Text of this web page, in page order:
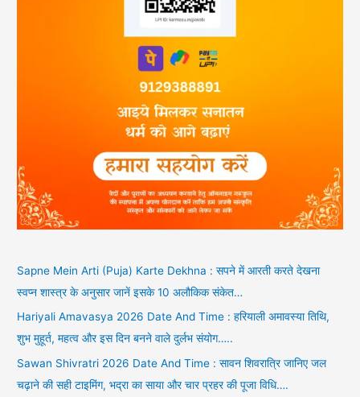
Sapne Mein Arti (Puja) Karte Dekhna : सपने में आरती करते देखना
स्वप्न शास्त्र के अनुसार जानें इसके 10 अलौकिक संकेत…
Hariyali Amavasya 2026 Date And Time : हरियाली अमावस्या तिथि,
शुभ मुहूर्त, महत्व और इस दिन बनने वाले दुर्लभ संयोग…..
Sawan Shivratri 2026 Date And Time : सावन शिवरात्रि जानिए जल
चढ़ाने की सही टाइमिंग, भद्रा का साया और चार प्रहर की पूजा विधि….